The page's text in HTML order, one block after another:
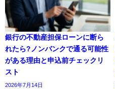
銀行の不動産担保ローンに断ら
れたら?ノンバンクで通る可能性
がある理由と申込前チェックリ
スト
2026年7月14日